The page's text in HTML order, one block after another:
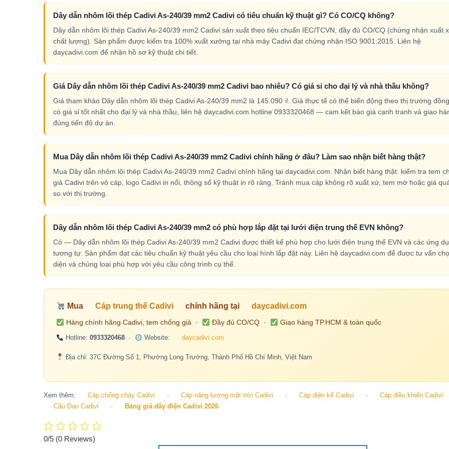
Dây dẫn nhôm lõi thép Cadivi As-240/39 mm2 Cadivi có tiêu chuẩn kỹ thuật gì? Có CO/CQ không?
Dây dẫn nhôm lõi thép Cadivi As-240/39 mm2 Cadivi sản xuất theo tiêu chuẩn IEC/TCVN, đầy đủ CO/CQ (chứng nhận xuất
chất lượng). Sản phẩm được kiểm tra 100% xuất xưởng tại nhà máy Cadivi đạt chứng nhận ISO 9001:2015. Liên hệ
daycadivi.com để nhận hồ sơ kỹ thuật chi tiết.
Giá Dây dẫn nhôm lõi thép Cadivi As-240/39 mm2 Cadivi bao nhiêu? Có giá sỉ cho đại lý và nhà thầu không?
Giá tham khảo Dây dẫn nhôm lõi thép Cadivi As-240/39 mm2 là 145.090 ₫. Giá thực tế có thể biến động theo thị trường
có giá sỉ tốt nhất cho đại lý và nhà thầu, liên hệ daycadivi.com hotline 0933320468 — cam kết báo giá cạnh tranh và giao
đúng tiến độ dự án.
Mua Dây dẫn nhôm lõi thép Cadivi As-240/39 mm2 Cadivi chính hãng ở đâu? Làm sao nhận biết hàng thật?
Mua Dây dẫn nhôm lõi thép Cadivi As-240/39 mm2 Cadivi chính hãng tại daycadivi.com. Nhận biết hàng thật: kiểm tra tem
giả Cadivi trên vỏ cáp, logo Cadivi in nổi, thông số kỹ thuật in rõ ràng. Tránh mua cáp không rõ xuất xứ, tem mờ hoặc giá
so với thị trường.
Dây dẫn nhôm lõi thép Cadivi As-240/39 mm2 có phù hợp lắp đặt tại lưới điện trung thế EVN không?
Có — Dây dẫn nhôm lõi thép Cadivi As-240/39 mm2 Cadivi được thiết kế phù hợp cho lưới điện trung thế EVN và các ứng
tương tự. Sản phẩm đạt các tiêu chuẩn kỹ thuật yêu cầu cho loại hình lắp đặt này. Liên hệ daycadivi.com để được tư vấn
diện và chủng loại phù hợp với yêu cầu công trình cụ thể.
Mua Cáp trung thế Cadivi chính hãng tại daycadivi.com
Hàng chính hãng Cadivi, tem chống giả · Đầy đủ CO/CQ · Giao hàng TP.HCM & toàn quốc
Hotline: 0933320468· Website: daycadivi.com
Địa chỉ: 37C Đường Số 1, Phường Long Trường, Thành Phố Hồ Chí Minh, Việt Nam
Xem thêm: Cáp chống cháy Cadivi · Cáp năng lượng mặt trời Cadivi · Cáp điện kế Cadivi · Cáp điều khiển Cadivi
Cầu Dao Cadivi
· Bảng giá dây điện Cadivi 2026
0/5 (0 Reviews)